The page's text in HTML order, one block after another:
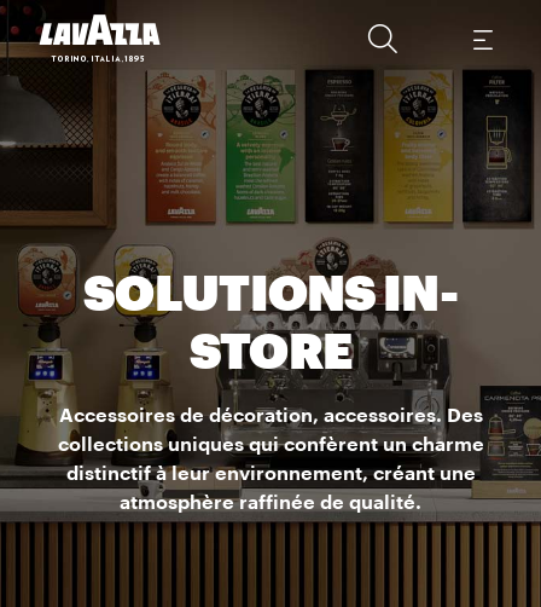
SOLUTIONS IN-
STORE
Accessoires de décoration, accessoires. Des
collections uniques qui confèrent un charme
distinctif à leur environnement, créant une
atmosphère raffinée de qualité.